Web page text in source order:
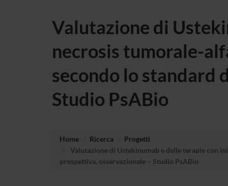
Valutazione di
necrosis tumorale-
secondo lo standard
Studio PsABio
Home Ricerca
Progetti
Valutazione di Ustekinumab e delle terapie con
prospettiva, osservazionale – Studio PsABio